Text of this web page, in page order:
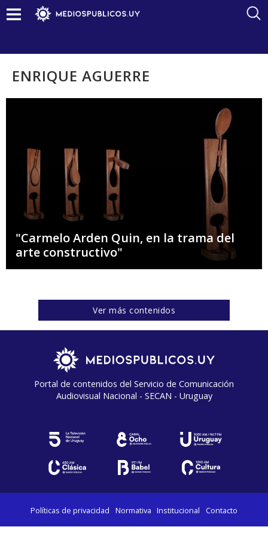
ENRIQUE AGUERRE
"Carmelo Arden Quin, en la trama del
arte constructivo"
Ver más contenidos
Portal de contenidos del Servicio de Comunicación
Audiovisual Nacional - SECAN - Uruguay
Políticas de privacidad Normativa Institucional Contacto